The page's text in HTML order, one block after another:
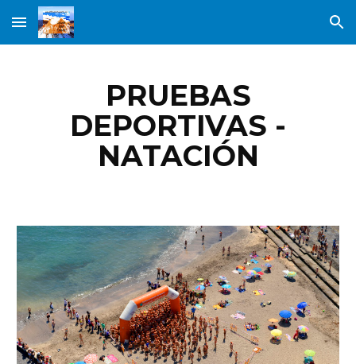
Skip to main content Skip to navigation
PRUEBAS
DEPORTIVAS -
NATACIÓN